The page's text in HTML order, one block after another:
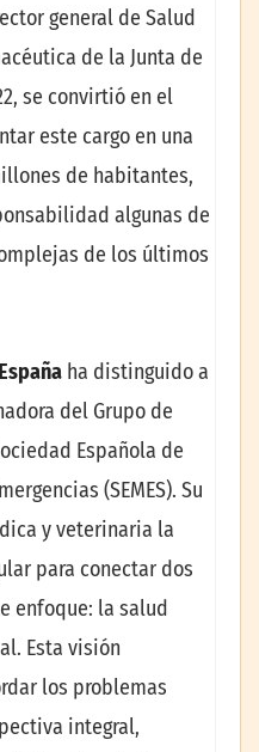
general de Salud
de la Junta de
se convirtió en el
este cargo en una
de habitantes,
algunas de
de los últimos
ha distinguido a
del Grupo de
Española de
(SEMES). Su
y veterinaria la
para conectar dos
enfoque: la salud
Esta visión
los problemas
integral,